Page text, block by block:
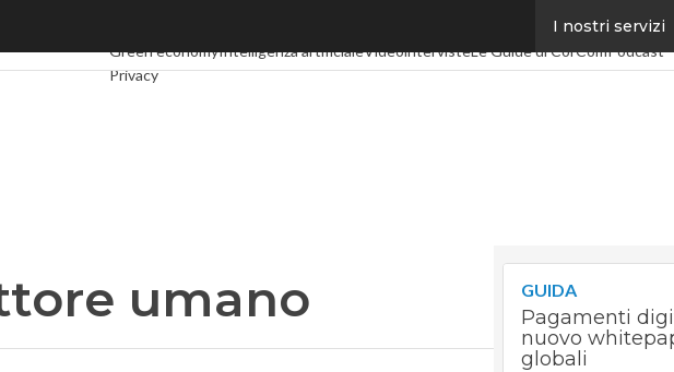
I nostri servizi
PA Digitale
Green economyIntelligenza artificialeVideointervisteLe Guide di CorComPodcast
Privacy
umano GUIDA
Pagamenti
nuovo
globali